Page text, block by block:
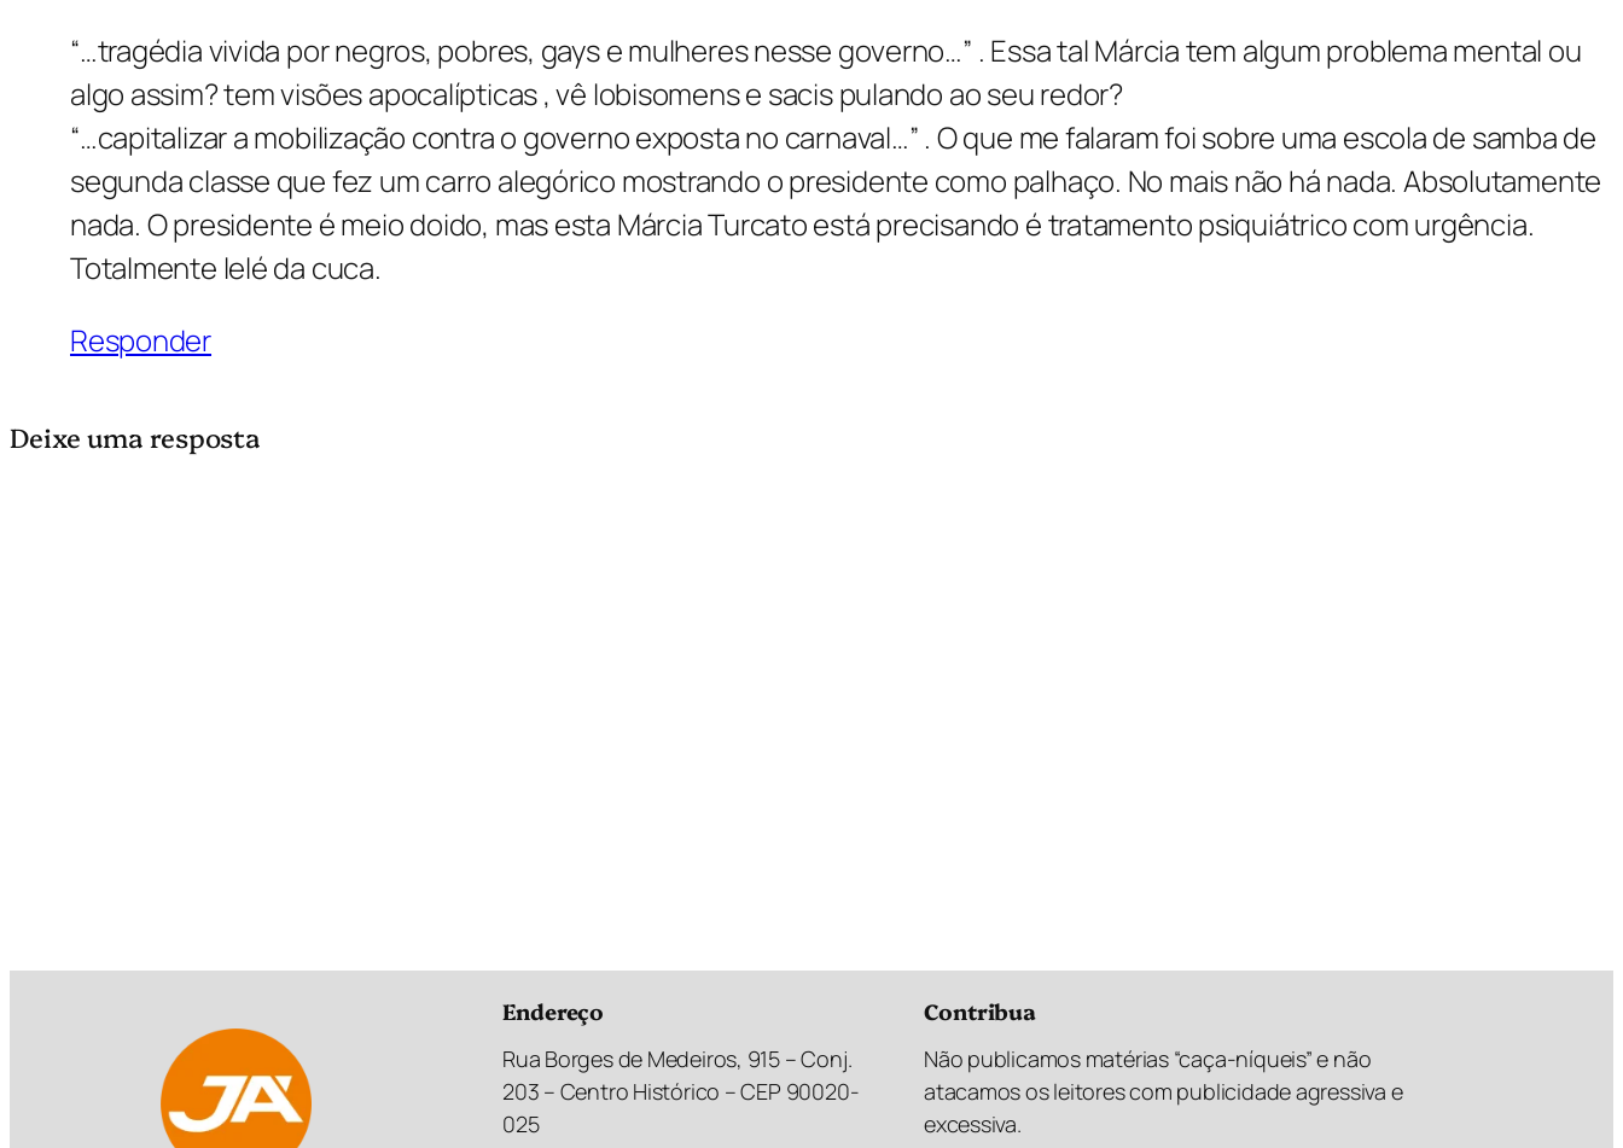
“…tragédia vivida por negros, pobres, gays e mulheres nesse governo…” . Essa tal Márcia tem algum problema mental ou
algo assim? tem visões apocalípticas , vê lobisomens e sacis pulando ao seu redor?
“…capitalizar a mobilização contra o governo exposta no carnaval…” . O que me falaram foi sobre uma escola de samba de
segunda classe que fez um carro alegórico mostrando o presidente como palhaço. No mais não há nada. Absolutamente
nada. O presidente é meio doido, mas esta Márcia Turcato está precisando é tratamento psiquiátrico com urgência.
Totalmente lelé da cuca.
Responder
Deixe uma resposta
Endereço
Rua Borges de Medeiros, 915 – Conj.
203 – Centro Histórico – CEP 90020-
025
Contribua
Não publicamos matérias “caça-níqueis” e não
atacamos os leitores com publicidade agressiva e
excessiva.